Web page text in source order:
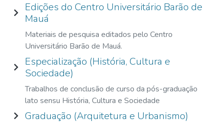
Edições do Centro Universitário Barão de
Mauá
Materiais de pesquisa editados pelo Centro
Universitário Barão de Mauá.
Especialização (História, Cultura e
Sociedade)
Trabalhos de conclusão de curso da pós-graduação
lato sensu História, Cultura e Sociedade
Graduação (Arquitetura e Urbanismo)